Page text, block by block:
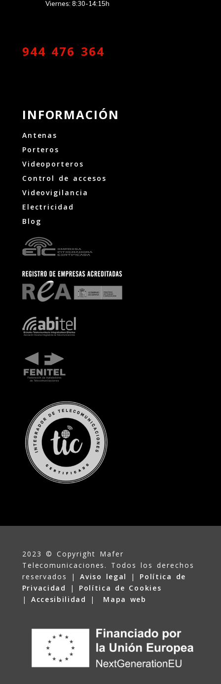
Viernes: 8:30-14:15h
944 476 364
INFORMACIÓN
Antenas
Porteros
Videoporteros
Control de accesos
Videovigilancia
Electricidad
Blog
2023 © Copyright Mafer
Telecomunicaciones. Todos los derechos
reservados |Aviso legal | Política de
Privacidad
| Política de Cookies
| Accesibilidad | Mapa web